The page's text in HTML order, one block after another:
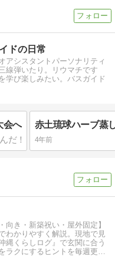
ドの日常
アシスタントパーソナリティ
線弾いたり。リウマチです
学び楽しみたい。バスガイド
会へ
4年前
向き・新築祝い・屋外固定】
わかりやすく解説。現地で見
縄くらしログ』で玄関に合う
ラクにするヒントを毎週更